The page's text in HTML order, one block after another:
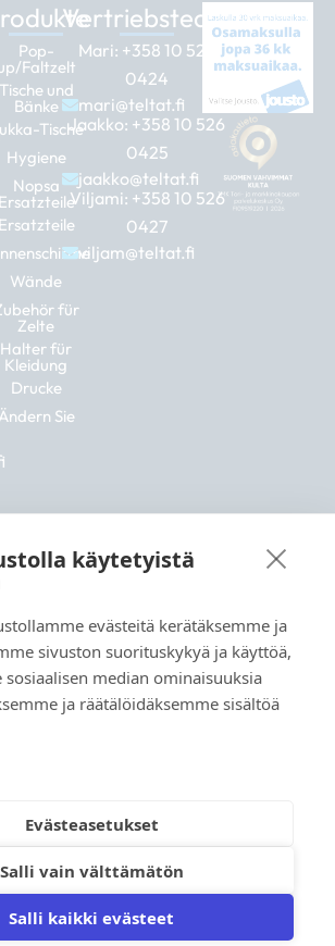
Pop-
Faltzelt
Tische und
Bänke
Tische
Hygiene
Nopsa
Ersatzteile
Ersatzteile
Wände
für
Zelte
Halter für
Kleidung
Drucke
Ändern Sie
Vertriebsteam
Mari: +358 10 526
0424
mari@teltat.fi
Jaakko: +358 10 526
0425
jaakko@teltat.fi
Viljami: +358 10 526
0427
viljam@teltat.fi
Siehe auch:
markkina.net
grillikeskus.fi
vaunukeskus.fi
– TMK Tori- ja markkinakaupan
palvelukeskus Oy.
LieferbedingungenAnleitungen und
käytetyistä
evästeitä kerätäksemme ja
sivuston suorituskykyä ja käyttöä,
median ominaisuuksia
ja räätälöidäksemme sisältöä
Evästeasetukset
Salli vain välttämätön
Salli kaikki evästeet